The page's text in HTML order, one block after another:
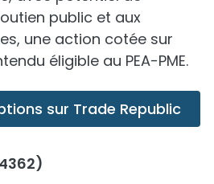
public et aux
une action cotée sur
éligible au PEA-PME.
sur Trade Republic